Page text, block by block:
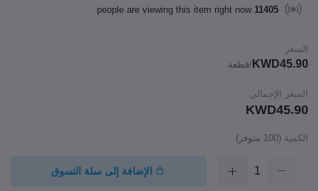
11405
السعر
KWD45.90 /قطعة
السعر الإجمالي
KWD45.90
الكمية (
100 متوفر)
الإضافة إلى سلة التسوق